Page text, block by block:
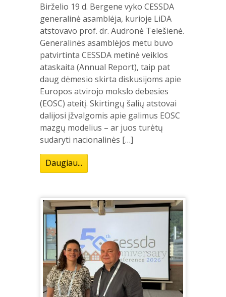
Birželio 19 d. Bergene vyko CESSDA
generalinė asamblėja, kurioje LiDA
atstovavo prof. dr. Audronė Telešienė.
Generalinės asamblėjos metu buvo
patvirtinta CESSDA metinė veiklos
ataskaita (Annual Report), taip pat
daug dėmesio skirta diskusijoms apie
Europos atvirojo mokslo debesies
(EOSC) ateitį. Skirtingų šalių atstovai
dalijosi įžvalgomis apie galimus EOSC
mazgų modelius – ar juos turėtų
sudaryti nacionalinės […]
Daugiau...